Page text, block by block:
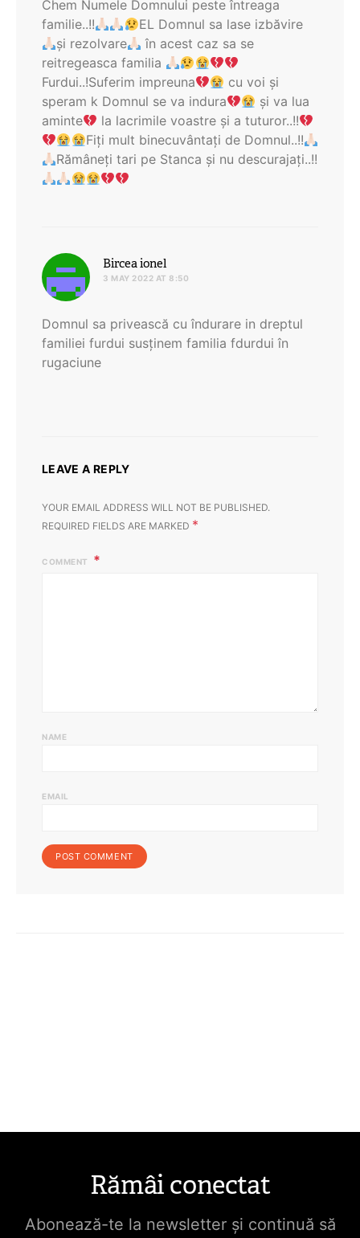
Chem Numele Domnului peste întreaga
familie..!!
EL Domnul sa lase izbăvire
și rezolvare
în acest caz sa se
reitregeasca familia
Furdui..!Suferim impreuna
cu voi și
speram k Domnul se va indura
și va lua
aminte
la lacrimile voastre și a tuturor..!!
Fiți mult binecuvântați de Domnul..!!
Rămâneți tari pe Stanca și nu descurajați..!!
Bircea ionelsays:
3 MAY 2022 AT 8:50
Domnul sa privească cu îndurare in dreptul
familiei furdui susținem familia fdurdui în
rugaciune
LEAVE A REPLY
YOUR EMAIL ADDRESS WILL NOT BE PUBLISHED.
REQUIRED FIELDS ARE MARKED *
COMMENT
NAME
EMAIL
Rămâi conectat
Abonează-te la newsletter și continuă să